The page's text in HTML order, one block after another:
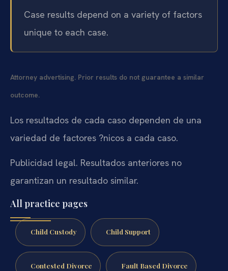
Case results depend on a variety of factors
unique to each case.
Attorney advertising. Prior results do not guarantee a similar
outcome.
Los resultados de cada caso dependen de una
variedad de factores ?nicos a cada caso.
Publicidad legal. Resultados anteriores no
garantizan un resultado similar.
All practice pages
Child Custody Child Support
Contested Divorce Fault Based Divorce